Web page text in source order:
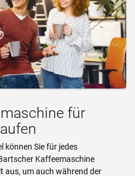
für
können Sie für jedes
Kaffeemaschine
aus, um auch während der